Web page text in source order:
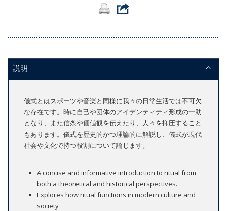
説明
儀式とはスポーツや音楽と同様に我々の日常生活では不可欠
な存在です。時に自己や団体のアイデンティティ形成の一助
となり、また信条や価値観を伝えたり、人々を抑圧すること
もあります。儀式を歴史的かつ理論的に解説し、儀式が現代
社会や文化で持つ役割について論じます。
A concise and informative introduction to ritual from
both a theoretical and historical perspectives.
Explores how ritual functions in modern culture and
society